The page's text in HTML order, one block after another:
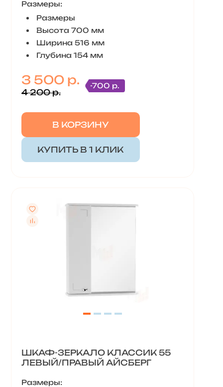
Размеры:
Размеры
Высота 700 мм
Ширина 516 мм
Глубина 154 мм
3 500 р.
4 200 р.
-700 р.
В КОРЗИНУ
КУПИТЬ В 1 КЛИК
ШКАФ-ЗЕРКАЛО КЛАССИК 55
ЛЕВЫЙ/ПРАВЫЙ АЙСБЕРГ
Размеры: